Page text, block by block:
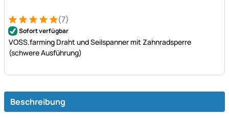
Bewertung: 5 von 5 (7 Bewertungen)
7 Bewertungen(7)
Sofort verfügbar
VOSS.farming Draht und Seilspanner mit Zahnradsperre
(schwere Ausführung)
Beschreibung